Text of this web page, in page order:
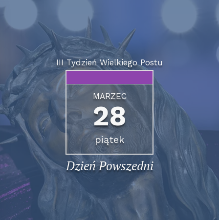
III Tydzień Wielkiego Postu
MARZEC
28
piątek
Dzień Powszedni